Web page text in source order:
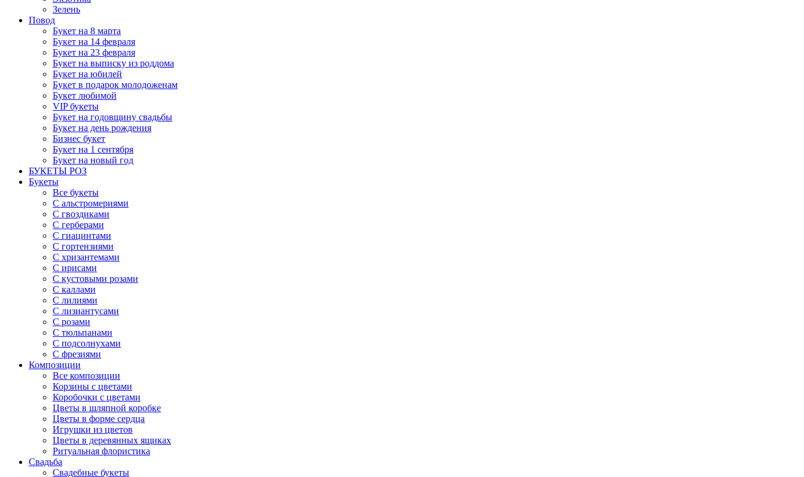
Зелень
Повод
Букет на 8 марта
Букет на 14 февраля
Букет на 23 февраля
Букет на выписку из роддома
Букет на юбилей
Букет в подарок молодоженам
Букет любимой
VIP букеты
Букет на годовщину свадьбы
Букет на день рождения
Бизнес букет
Букет на 1 сентября
Букет на новый год
БУКЕТЫ РОЗ
Букеты
Все букеты
С альстромериями
С гвоздиками
С герберами
С гиацинтами
С гортензиями
С хризантемами
С ирисами
С кустовыми розами
С каллами
С лилиями
С лизиантусами
С розами
С тюльпанами
С подсолнухами
С фрезиями
Композиции
Все композиции
Корзины с цветами
Коробочки с цветами
Цветы в шляпной коробке
Цветы в форме сердца
Игрушки из цветов
Цветы в деревянных ящиках
Ритуальная флористика
Свадьба
Свадебные букеты